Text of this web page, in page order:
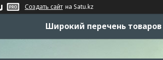
Создать сайт на Satu.kz
Широкий перечень